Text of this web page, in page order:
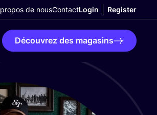
de nousContactLogin Register
Découvrez des magasins